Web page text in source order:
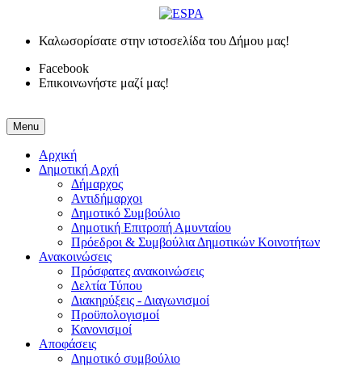
Καλωσορίσατε στην ιστοσελίδα του Δήμου μας!
Facebook
Επικοινωνήστε μαζί μας!
Menu
Αρχική
Δημοτική Αρχή
Δήμαρχος
Αντιδήμαρχοι
Δημοτικό Συμβούλιο
Δημοτική Επιτροπή Αμυνταίου
Πρόεδροι & Συμβούλια Δημοτικών Κοινοτήτων
Ανακοινώσεις
Πρόσφατες ανακοινώσεις
Δελτία Τύπου
Διακηρύξεις - Διαγωνισμοί
Προϋπολογισμοί
Κανονισμοί
Αποφάσεις
Δημοτικό συμβούλιο